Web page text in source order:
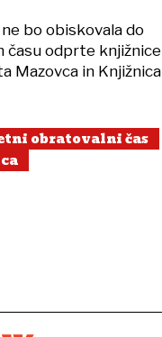
bo obiskovala do
času odprte knjižnice
Mazovca in Knjižnica
obratovalni čas